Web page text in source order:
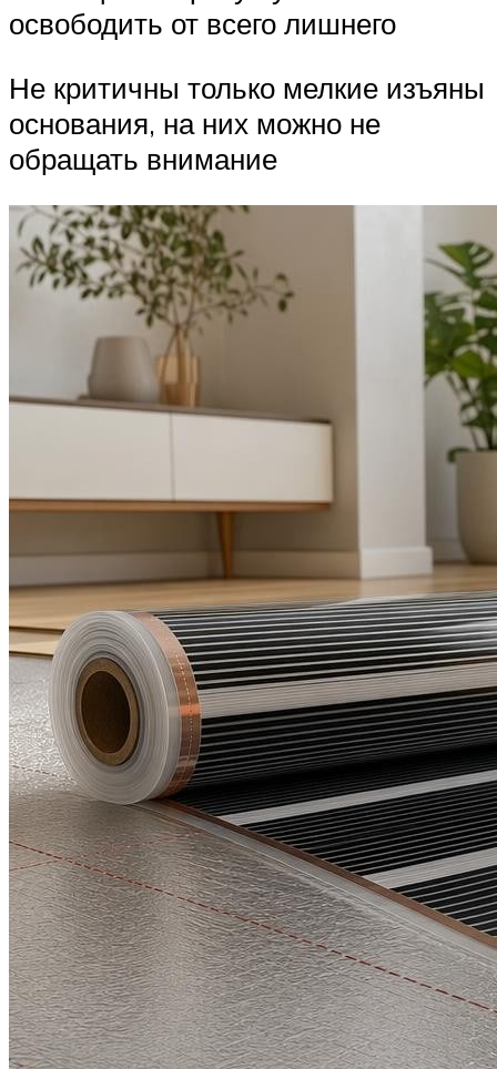
освободить от всего лишнего
Не критичны только мелкие изъяны
основания, на них можно не
обращать внимание